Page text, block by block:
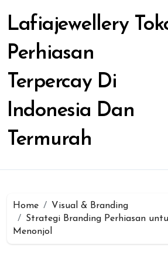
content
Lafiajewellery
Perhiasan
Terpercay Di
Indonesia Dan
Termurah
Home
Visual & Branding
Strategi Branding Perhiasan
Menonjol